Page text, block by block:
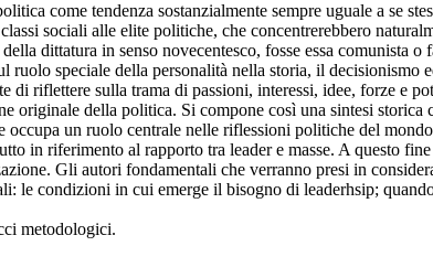
come tendenza sostanzialmente sempre uguale a se
sociali alle elite politiche, che concentrerebbero
dittatura in senso novecentesco, fosse essa comunista o
ruolo speciale della personalità nella storia, il decisionismo
riflettere sulla trama di passioni, interessi, idee, forze e
della politica. Si compone così una sintesi storica
un ruolo centrale nelle riflessioni politiche del
in riferimento al rapporto tra leader e masse. A questo
Gli autori fondamentali che verranno presi in
le condizioni in cui emerge il bisogno di leaderhsip;
metodologici.